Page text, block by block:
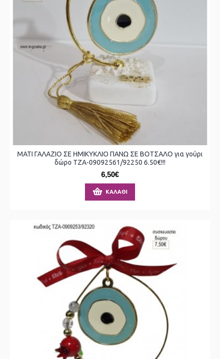
ΜΑΤΙ ΓΑΛΑΖΙΟ ΣΕ ΗΜΙΚΥΚΛΙΟ ΠΑΝΩ ΣΕ ΒΟΤΣΑΛΟ για γούρι
δώρο ΤΖΑ-09092561/92250 6.50€!!!
6,50€
ΚΑΛΆΘΙ